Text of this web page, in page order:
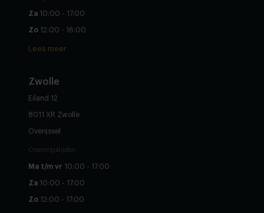
Za 10:00 - 17:00
Zo 12:00 - 16:00
Lees meer
Zwolle
Eiland 12
8011 XR Zwolle
Overijssel
Openingstijden
Ma t/m vr 10:00 - 17:00
Za 10:00 - 17:00
Zo 12:00 - 17:00